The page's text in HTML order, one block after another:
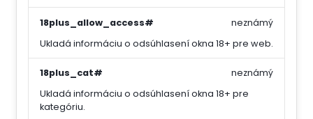
18plus_allow_access#
Ukladá informáciu o odsúhlasení okna 18+ pre web.
neznámý
18plus_cat#
Ukladá informáciu o odsúhlasení okna 18+ pre
kategóriu.
neznámý